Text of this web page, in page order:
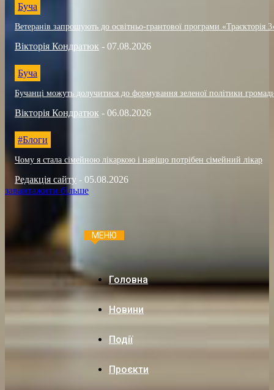
Буча
Ветеранів запрошують до освітньо-грантової програми «Траєкторія
Вікторія Кондратюк - 07.08.2026
Буча
Бучанці можуть долучитися до формування зеленої політики
Вікторія Кондратюк - 06.08.2026
#Блоги
Чому я стала сімейною лікаркою і навіщо потрібен сімейний лікар
Редакція сайту - 05.08.2026
завантажити більше
МЕНЮ
Головна
Новини
Події
Проєкти